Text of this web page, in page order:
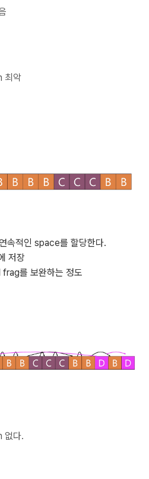
최악
속적인 space를 할당한다.
저장
를 보완하는 정도
없다.